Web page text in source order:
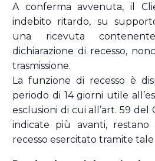
A conferma avvenuta, il
indebito ritardo, su
una ricevuta
dichiarazione di recesso,
trasmissione.
La funzione di recesso è
periodo di 14 giorni utile
esclusioni di cui all’art. 59 del
indicate più avanti, restano
recesso esercitato tramite